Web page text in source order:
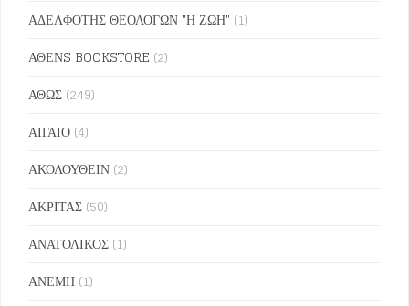
ΑΔΕΛΦΟΤΗΣ ΘΕΟΛΟΓΩΝ "Η ΖΩΗ" (1)
ΑΘΕΝS BOOKSTORE (2)
ΑΘΩΣ (249)
ΑΙΓΑΙΟ (4)
ΑΚΟΛΟΥΘΕΙΝ (2)
ΑΚΡΙΤΑΣ (50)
ΑΝΑΤΟΛΙΚΟΣ (1)
ΑΝΕΜΗ (1)